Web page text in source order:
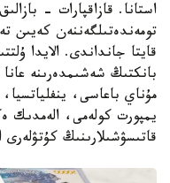
استانا. قازاقپارات -
تومەندەتىلگەننەن كەيىن
قايتا جانداندى. الايدا
بانكتىڭ شەشىمدەرىنە
مۇناي باعاسى،
يمپورت كولەمى، الەمدىك
قاتىسۋشىلارىنىڭ